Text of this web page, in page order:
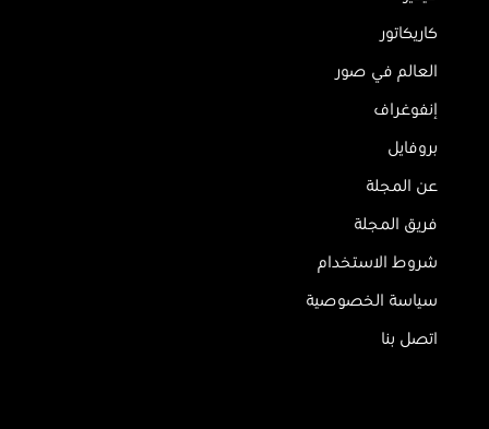
كاريكاتور
العالم في صور
إنفوغراف
بروفايل
عن المجلة
فريق المجلة
شروط الاستخدام
سياسة الخصوصية
اتصل بنا